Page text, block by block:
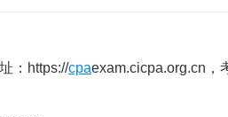
：https://cpaexam.cicpa.org.cn，